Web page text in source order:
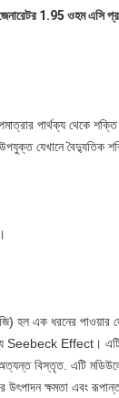
জেনারেটর 1.95 ওহম এসি
পার্থক্য থেকে
উপযুক্ত যেখানে
হল এক ধরনের পাওয়ার
Effect। এটির
বিস্তৃত. এটি
ক্ষমতা এবং